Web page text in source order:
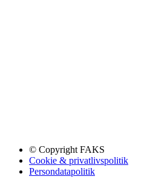
© Copyright FAKS
Cookie & privatlivspolitik
Persondatapolitik